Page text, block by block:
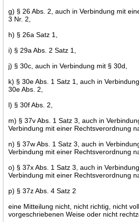
g) § 26 Abs. 2, auch in Verbindung mit
3 Nr. 2,
h) § 26a Satz 1,
i) § 29a Abs. 2 Satz 1,
j) § 30c, auch in Verbindung mit § 30d,
k) § 30e Abs. 1 Satz 1, auch in
30e Abs. 2,
l) § 30f Abs. 2,
m) § 37v Abs. 1 Satz 3, auch in
Verbindung mit einer Rechtsverordnung
n) § 37w Abs. 1 Satz 3, auch in
Verbindung mit einer Rechtsverordnung
o) § 37x Abs. 1 Satz 3, auch in
Verbindung mit einer Rechtsverordnung
p) § 37z Abs. 4 Satz 2
eine Mitteilung nicht, nicht richtig, nicht
vorgeschriebenen Weise oder nicht